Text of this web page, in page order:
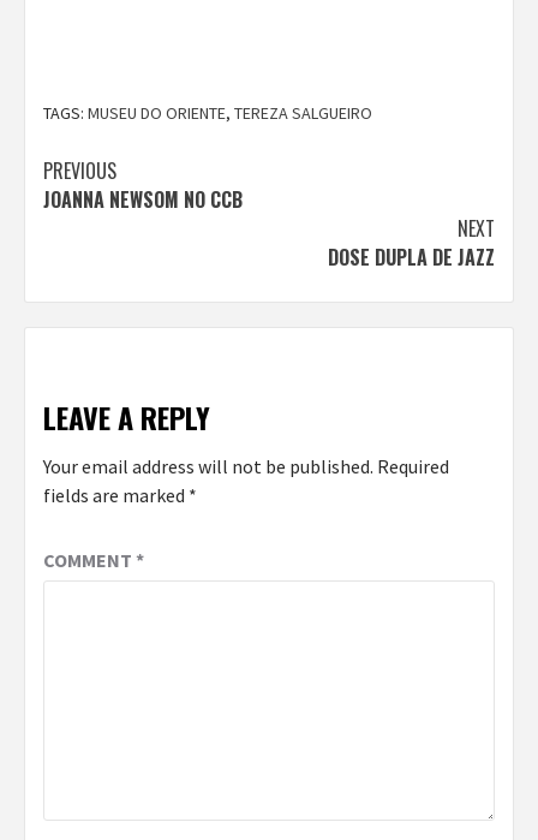
TAGS: MUSEU DO ORIENTE, TEREZA SALGUEIRO
Continue
Reading
PREVIOUS
JOANNA NEWSOM NO CCB
NEXT
DOSE DUPLA DE JAZZ
LEAVE A REPLY
Your email address will not be published. Required
fields are marked *
COMMENT *